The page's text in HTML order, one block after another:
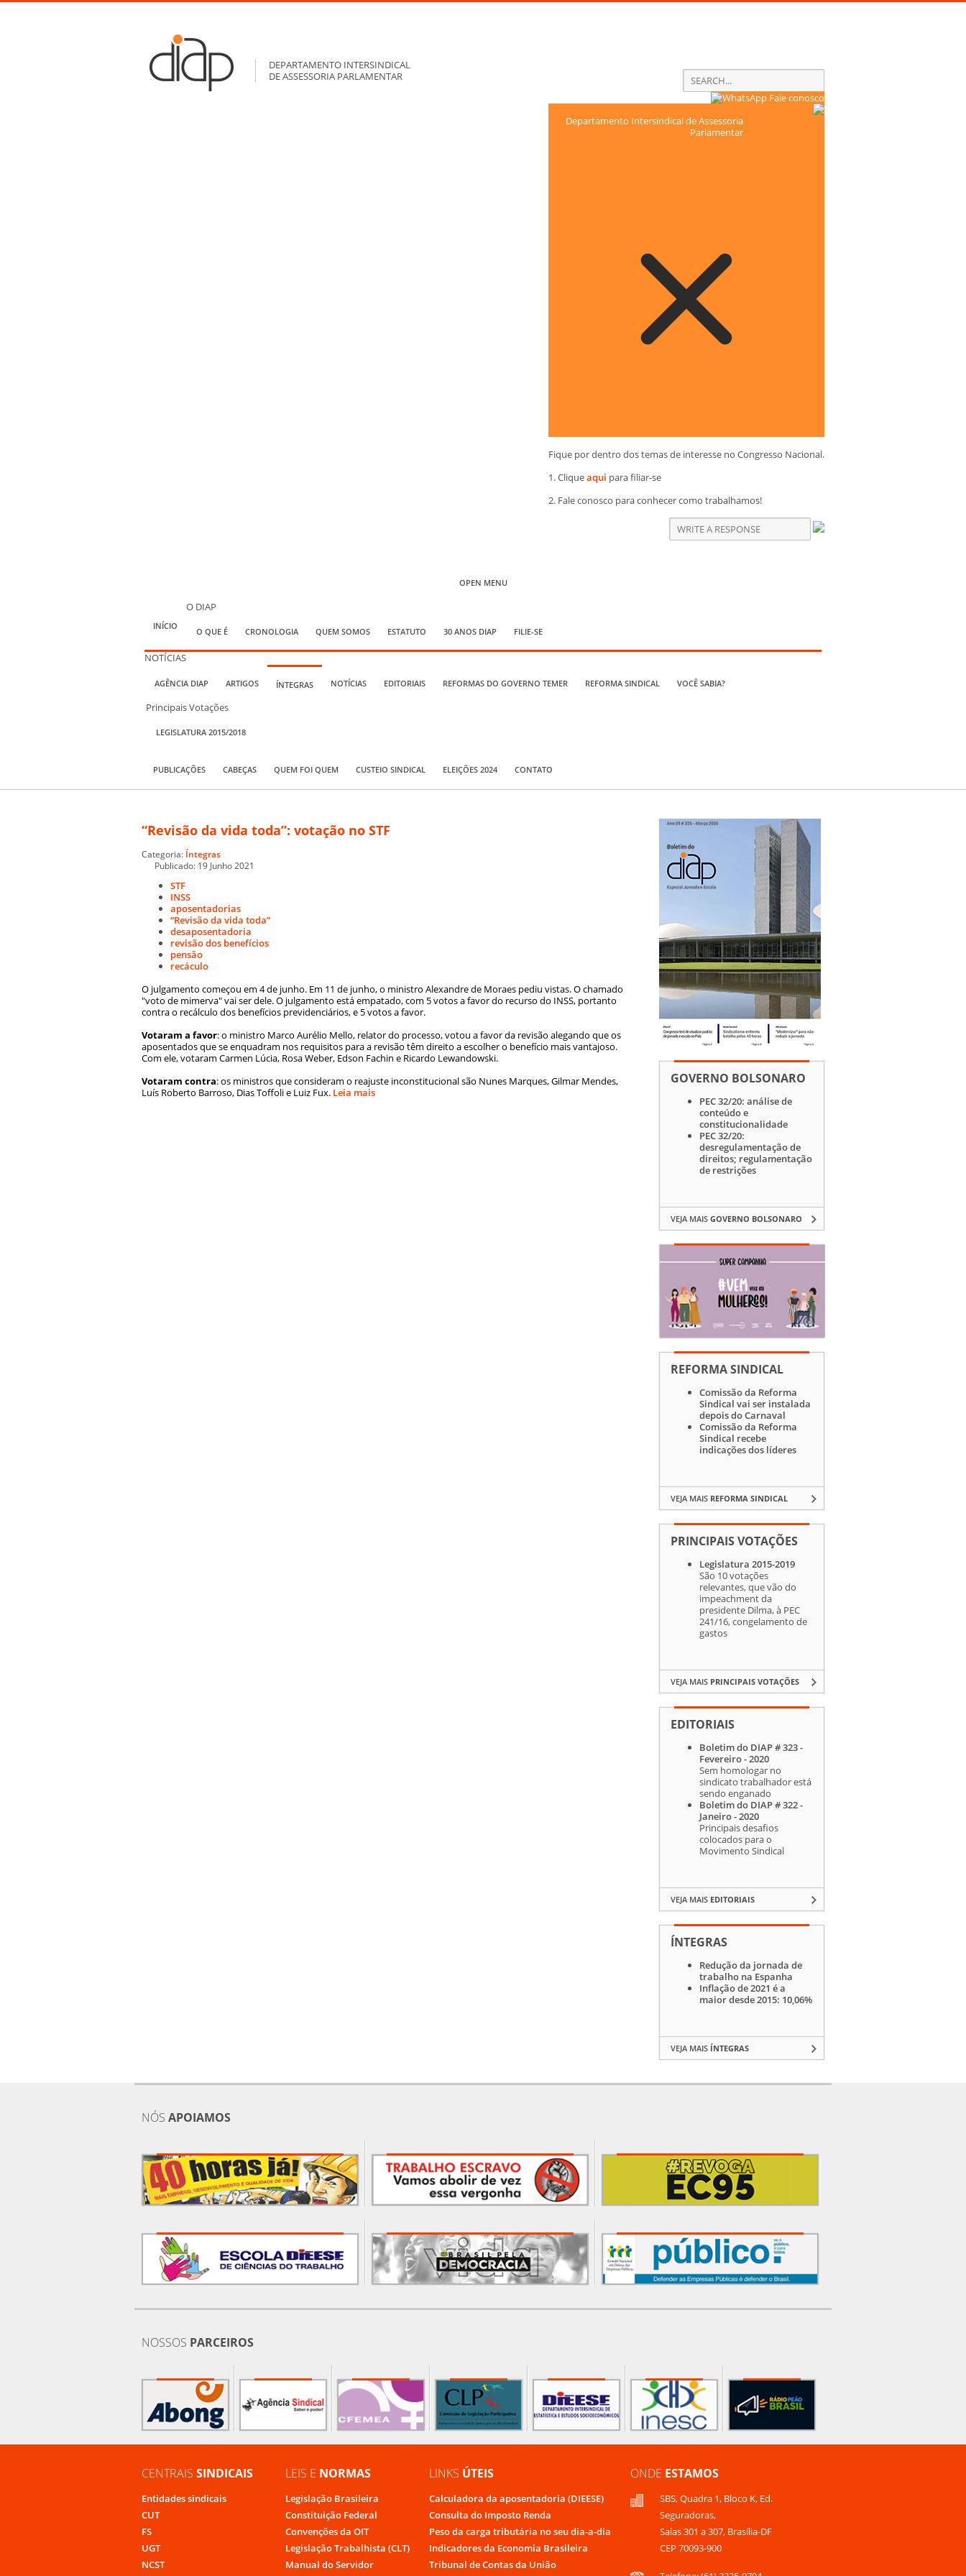
DEPARTAMENTO INTERSINDICAL
DE ASSESSORIA PARLAMENTAR
Fale conosco
Departamento Intersindical de Assessoria
Parlamentar
Fique por dentro dos temas de interesse no Congresso Nacional.
1. Cliqueaqui para filiar-se
2. Fale conosco para conhecer como trabalhamos!
OPEN MENU
INÍCIO
O DIAP
O QUE É CRONOLOGIA QUEM SOMOS ESTATUTO 30 ANOS DIAP FILIE-SE
NOTÍCIAS
AGÊNCIA DIAP ARTIGOS ÍNTEGRAS NOTÍCIAS EDITORIAIS REFORMAS DO GOVERNO TEMER REFORMA SINDICAL VOCÊ SABIA?
Principais Votações
LEGISLATURA 2015/2018
PUBLICAÇÕES CABEÇAS QUEM FOI QUEM CUSTEIO SINDICAL ELEIÇÕES 2024 CONTATO
“Revisão da vida toda”: votação no STF
Categoria: Íntegras
Publicado: 19 Junho 2021
STF
INSS
aposentadorias
“Revisão da vida toda”
desaposentadoria
revisão dos benefícios
pensão
recáculo
O julgamento começou em 4 de junho. Em 11 de junho, o ministro Alexandre de Moraes pediu vistas. O chamado
"voto de mimerva" vai ser dele. O julgamento está empatado, com 5 votos a favor do recurso do INSS, portanto
contra o recálculo dos benefícios previdenciários, e 5 votos a favor.
Votaram a favor: o ministro Marco Aurélio Mello, relator do processo, votou a favor da revisão alegando que os
aposentados que se enquadram nos requisitos para a revisão têm direito a escolher o benefício mais vantajoso.
Com ele, votaram Carmen Lúcia, Rosa Weber, Edson Fachin e Ricardo Lewandowski.
Votaram contra: os ministros que consideram o reajuste inconstitucional são Nunes Marques, Gilmar Mendes,
Luís Roberto Barroso, Dias Toffoli e Luiz Fux. Leia mais
GOVERNO BOLSONARO
PEC 32/20: análise de
conteúdo e
constitucionalidade
PEC 32/20:
desregulamentação de
direitos; regulamentação
de restrições
VEJA MAIS GOVERNO BOLSONARO
REFORMA SINDICAL
Comissão da Reforma
Sindical vai ser instalada
depois do Carnaval
Comissão da Reforma
Sindical recebe
indicações dos líderes
VEJA MAIS REFORMA SINDICAL
PRINCIPAIS VOTAÇÕES
Legislatura 2015-2019
São 10 votações
relevantes, que vão do
impeachment da
presidente Dilma, à PEC
241/16, congelamento de
gastos
VEJA MAIS PRINCIPAIS VOTAÇÕES
EDITORIAIS
Boletim do DIAP # 323 -
Fevereiro - 2020
Sem homologar no
sindicato trabalhador está
sendo enganado
Boletim do DIAP # 322 -
Janeiro - 2020
Principais desafios
colocados para o
Movimento Sindical
VEJA MAIS EDITORIAIS
ÍNTEGRAS
Redução da jornada de
trabalho na Espanha
Inflação de 2021 é a
maior desde 2015: 10,06%
VEJA MAIS ÍNTEGRAS
NÓS APOIAMOS
NOSSOS PARCEIROS
CENTRAIS SINDICAIS
Entidades sindicais
CUT
FS
UGT
NCST
LEIS E NORMAS
Legislação Brasileira
Constituição Federal
Convenções da OIT
Legislação Trabalhista (CLT)
Manual do Servidor
LINKS ÚTEIS
Calculadora da aposentadoria (DIEESE)
Consulta do Imposto Renda
Peso da carga tributária no seu dia-a-dia
Indicadores da Economia Brasileira
Tribunal de Contas da União
ONDE ESTAMOS
SBS, Quadra 1, Bloco K, Ed.
Seguradoras,
Salas 301 a 307, Brasília-DF
CEP 70093-900